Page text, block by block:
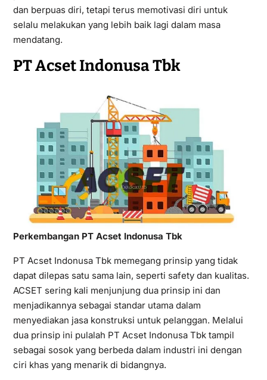
dan berpuas diri, tetapi terus memotivasi diri untuk
selalu melakukan yang lebih baik lagi dalam masa
mendatang.
PT Acset Indonusa Tbk
Perkembangan PT Acset Indonusa Tbk
PT Acset Indonusa Tbk memegang prinsip yang tidak
dapat dilepas satu sama lain, seperti safety dan kualitas.
ACSET sering kali menjunjung dua prinsip ini dan
menjadikannya sebagai standar utama dalam
menyediakan jasa konstruksi untuk pelanggan. Melalui
dua prinsip ini pulalah PT Acset Indonusa Tbk tampil
sebagai sosok yang berbeda dalam industri ini dengan
ciri khas yang menarik di bidangnya.